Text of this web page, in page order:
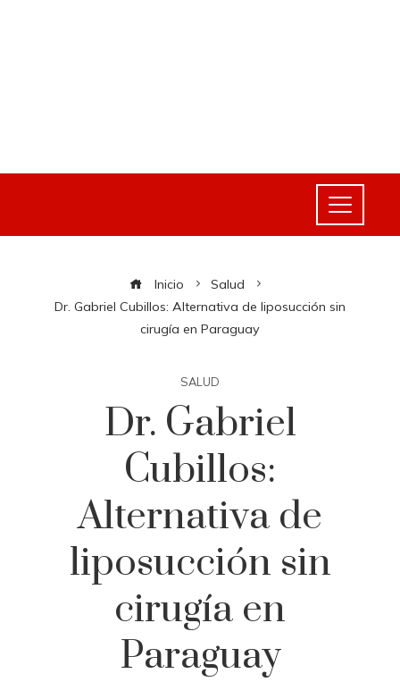
Inicio
Salud
Dr. Gabriel Cubillos: Alternativa de liposucción sin
cirugía en Paraguay
SALUD
Dr. Gabriel
Cubillos:
Alternativa de
liposucción sin
cirugía en
Paraguay